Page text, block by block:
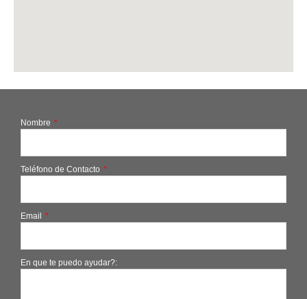
Nombre
Teléfono de Contacto
Email
En que te puedo ayudar?: